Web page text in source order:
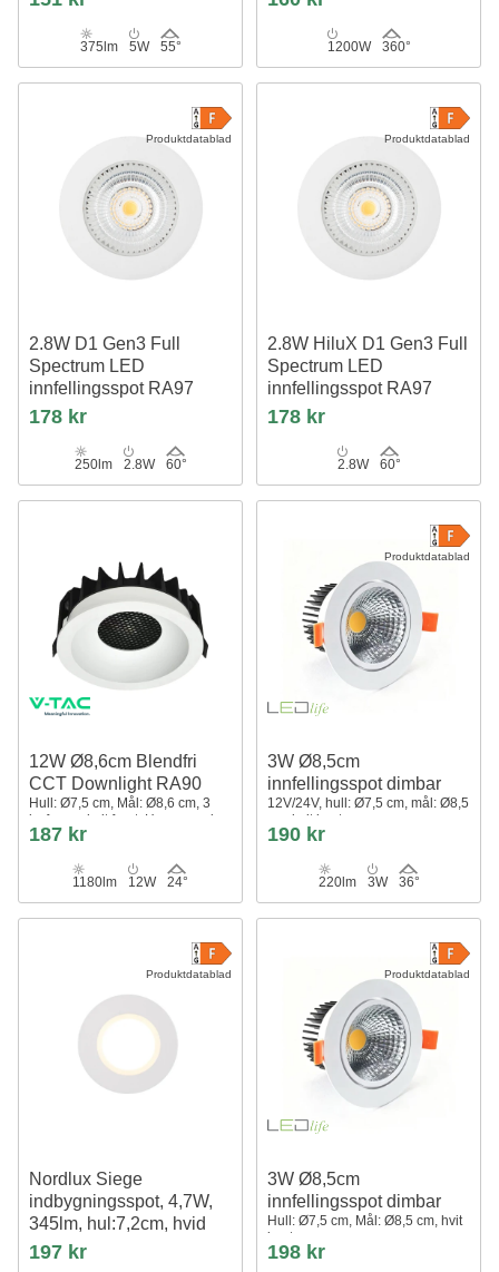
375lm 5W 55° 1200W 360°
Produktdatablad
2.8W D1 Gen3 Full
Spectrum LED
innfellingsspot RA97
3000K, Hvit
178 kr
250lm 2.8W 60°
Produktdatablad
2.8W HiluX D1 Gen3 Full
Spectrum LED
innfellingsspot RA97
2700K, Hvit
178 kr
2.8W 60°
12W Ø8,6cm Blendfri
CCT Downlight RA90
Hull: Ø7,5 cm, Mål: Ø8,6 cm, 3
lysfarger, hvit front, Honeycomb
187 kr
1180lm 12W 24°
Produktdatablad
3W Ø8,5cm
innfellingsspot dimbar
12V/24V, hull: Ø7,5 cm, mål: Ø8,5
cm, hvit kant
190 kr
220lm 3W 36°
Produktdatablad
Nordlux Siege
indbygningsspot, 4,7W,
345lm, hul:7,2cm, hvid
197 kr
Produktdatablad
3W Ø8,5cm
innfellingsspot dimbar
Hull: Ø7,5 cm, Mål: Ø8,5 cm, hvit
kant
198 kr